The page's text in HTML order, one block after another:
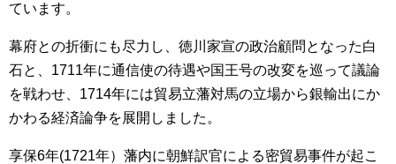
ています。
幕府との折衝にも尽力し、徳川家宣の政治顧問となった白
石と、1711年に通信使の待遇や国王号の改変を巡って議論
を戦わせ、1714年には貿易立藩対馬の立場から銀輸出にか
かわる経済論争を展開しました。
享保6年(1721年）藩内に朝鮮訳官による密貿易事件が起こ